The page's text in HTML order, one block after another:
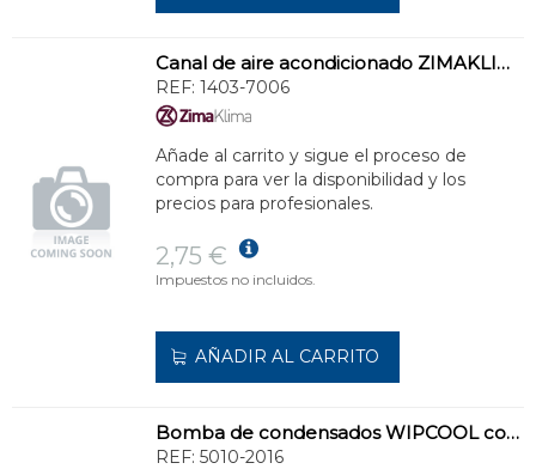
Canal de aire acondicionado ZIMAKLIMA 1403-7006 de alta capacidad para sistemas múltiples
REF: 1403-7006
Añade al carrito y sigue el proceso de
compra para ver la disponibilidad y los
precios para profesionales.
2,75 €
Impuestos no incluidos.
AÑADIR AL CARRITO
Bomba de condensados WIPCOOL compacta para unidades interiores
REF: 5010-2016